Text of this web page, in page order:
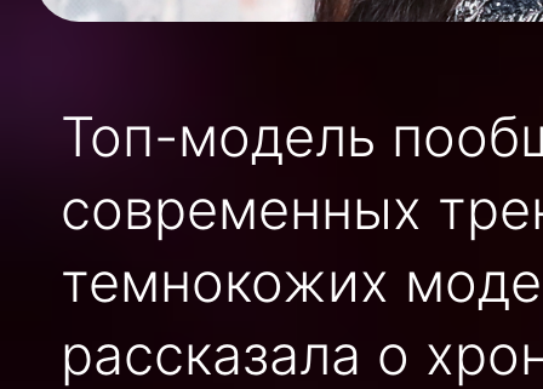
Топ-модель
современных
темнокожих
рассказала о